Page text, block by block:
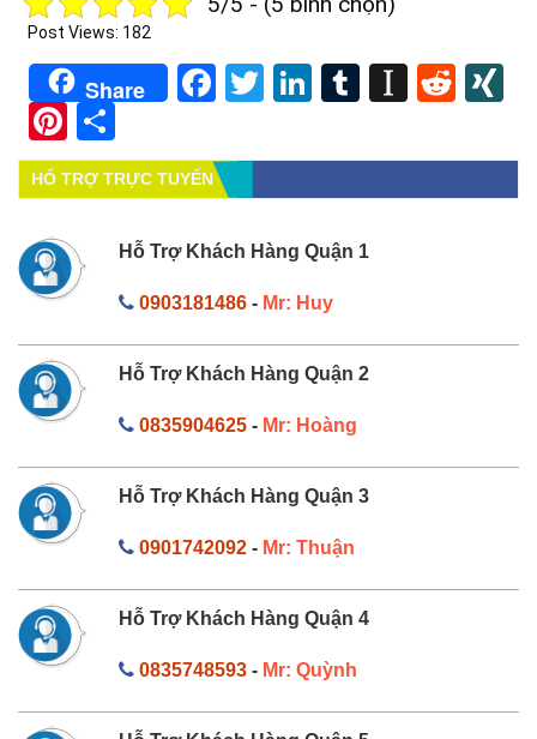
Post Views: 182
Share Facebook
TwitterLinkedIn
Tumblr
Pinterest
HỔ TRỢ TRỰC TUYẾN
Hỗ Trợ Khách Hàng Quận 1
0903181486- Mr: Huy
Hỗ Trợ Khách Hàng Quận 2
0835904625- Mr: Hoàng
Hỗ Trợ Khách Hàng Quận 3
0901742092- Mr: Thuận
Hỗ Trợ Khách Hàng Quận 4
0835748593- Mr: Quỳnh